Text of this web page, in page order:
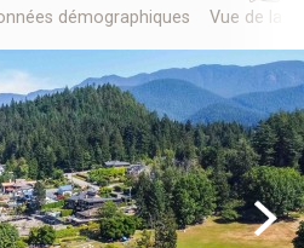
démographiques Vue de la
Next